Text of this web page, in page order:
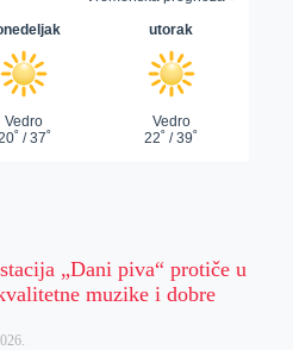
„Dani piva“ protiče u
muzike i dobre